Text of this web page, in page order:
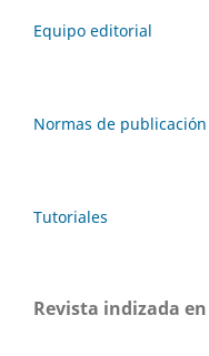
Equipo editorial
Normas de publicación
Tutoriales
Revista indizada en